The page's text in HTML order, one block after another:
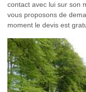
contact avec lui sur son
vous proposons de
moment le devis est